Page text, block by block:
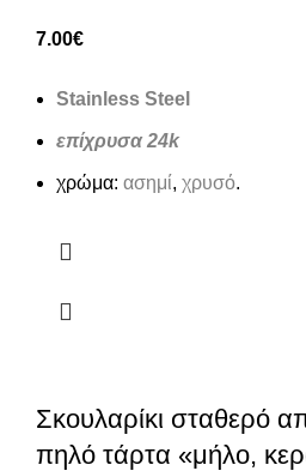
7.00€
Stainless Steel
επίχρυσα 24k
χρώμα: ασημί, χρυσό.
Σκουλαρίκι σταθερό
πηλό τάρτα «μήλο,